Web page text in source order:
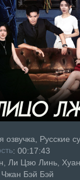
озвучка, Русские
: 00:17:43
Ли Цзю Линь,
Бэй Бэй